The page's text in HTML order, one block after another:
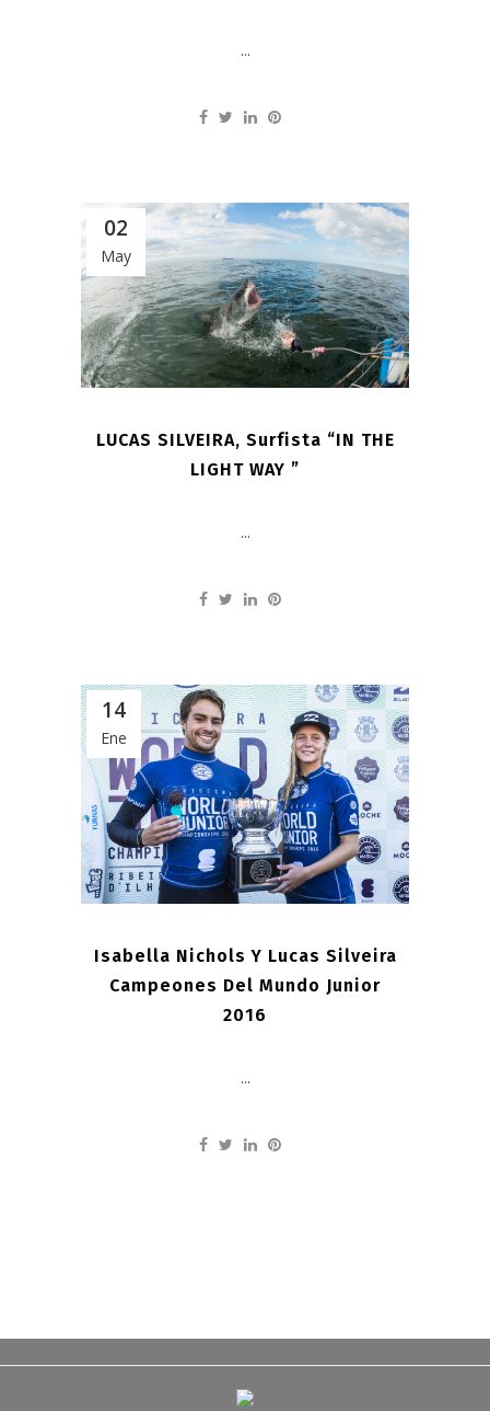
...
02
May
LUCAS SILVEIRA, Surfista “IN THE
LIGHT WAY ”
...
14
Ene
Isabella Nichols Y Lucas Silveira
Campeones Del Mundo Junior
2016
...